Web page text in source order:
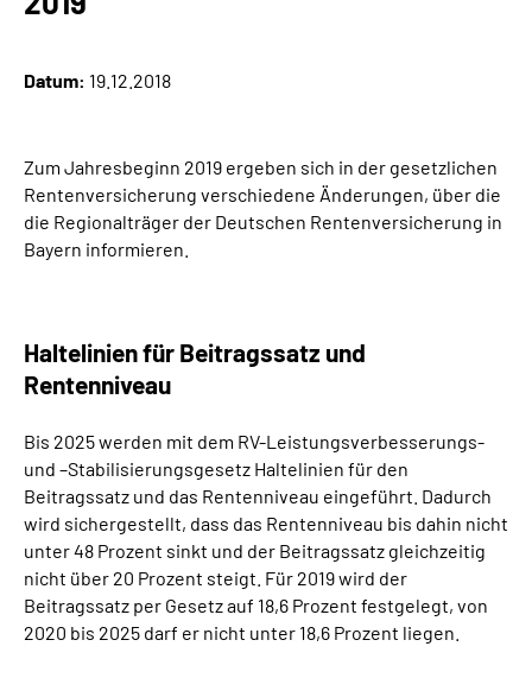
Suche
Datum: 19.12.2018
Zum Jahresbeginn 2019 ergeben sich in der gesetzlichen
Rentenversicherung verschiedene Änderungen, über die
die Regionalträger der Deutschen Rentenversicherung in
Bayern informieren.
Haltelinien für Beitragssatz und
Rentenniveau
Bis 2025 werden mit dem RV-Leistungsverbesserungs-
und –Stabilisierungsgesetz Haltelinien für den
Beitragssatz und das Rentenniveau eingeführt. Dadurch
wird sichergestellt, dass das Rentenniveau bis dahin nicht
unter 48 Prozent sinkt und der Beitragssatz gleichzeitig
nicht über 20 Prozent steigt. Für 2019 wird der
Beitragssatz per Gesetz auf 18,6 Prozent festgelegt, von
2020 bis 2025 darf er nicht unter 18,6 Prozent liegen.